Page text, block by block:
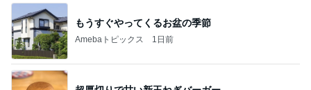
もうすぐやってくるお盆の季節
Amebaトピックス 1日前